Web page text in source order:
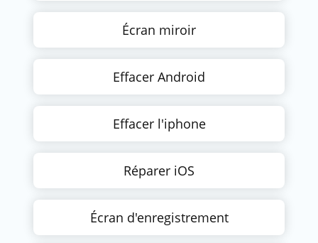
Écran miroir
Effacer Android
Effacer l'iphone
Réparer iOS
Écran d'enregistrement